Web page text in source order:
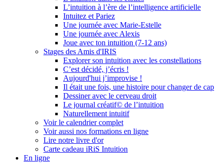
L’intuition à l’ère de l’intelligence artificielle
Intuitez et Pariez
Une journée avec Marie-Estelle
Une journée avec Alexis
Joue avec ton intuition (7-12 ans)
Stages des Amis d'IRIS
Explorer son intuition avec les constellations
C’est décidé, j’écris !
Aujourd'hui j’improvise !
Il était une fois, une histoire pour changer de cap
Dessiner avec le cerveau droit
Le journal créatif© de l’intuition
Naturellement intuitif
Voir le calendrier complet
Voir aussi nos formations en ligne
Lire notre livre d'or
Carte cadeau iRiS Intuition
En ligne